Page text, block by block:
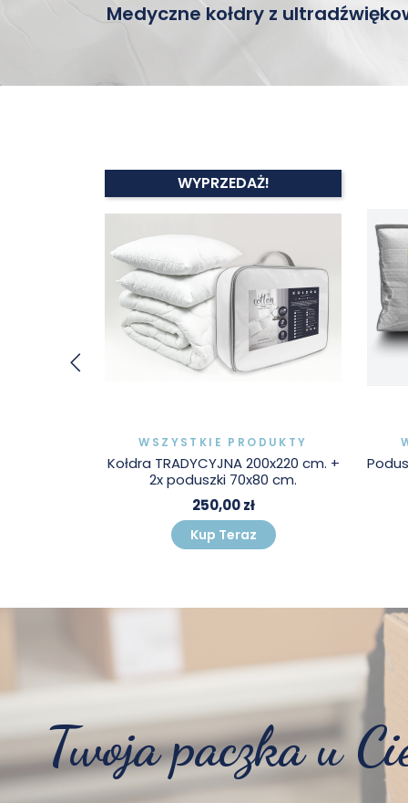
Medyczne kołdry z
WSZYSTKIE PRODUKTY
Kołdra TRADYCYJNA 200x220 cm. +
2x poduszki 70x80 cm.
250,00 zł
Kup Teraz
WYPRZEDAŻ!
Twoja paczka u